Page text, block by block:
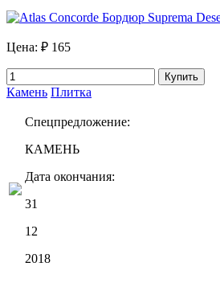
Цена: ₽ 165
Купить
Камень Плитка
Спецпредложение:
КАМЕНЬ
Дата окончания:
31
12
2018